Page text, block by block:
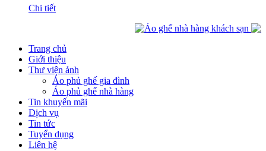
Chi tiết
Trang chủ
Giới thiệu
Thư viện ảnh
Áo phủ ghế gia đình
Áo phủ ghế nhà hàng
Tin khuyến mãi
Dịch vụ
Tin tức
Tuyển dụng
Liên hệ